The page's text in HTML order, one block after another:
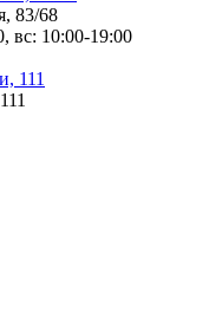
83/68
вс: 10:00-19:00